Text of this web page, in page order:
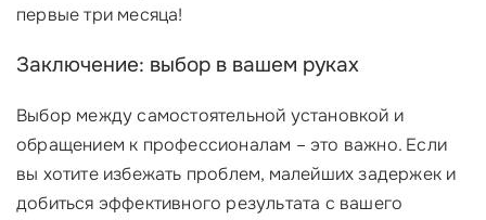
первые три месяца!
Заключение: выбор в вашем руках
Выбор между самостоятельной установкой и
обращением к профессионалам – это важно. Если
вы хотите избежать проблем, малейших задержек и
добиться эффективного результата с вашего